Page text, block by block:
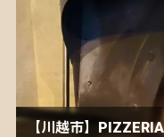
【川越市】